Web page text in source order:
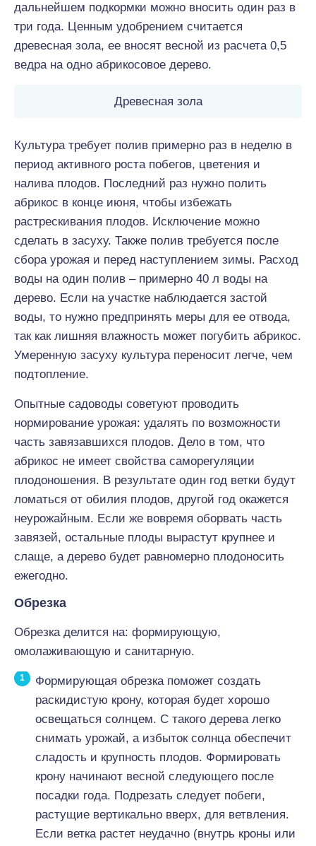
дальнейшем подкормки можно вносить один раз в
три года. Ценным удобрением считается
древесная зола, ее вносят весной из расчета 0,5
ведра на одно абрикосовое дерево.
Древесная зола
Культура требует полив примерно раз в неделю в
период активного роста побегов, цветения и
налива плодов. Последний раз нужно полить
абрикос в конце июня, чтобы избежать
растрескивания плодов. Исключение можно
сделать в засуху. Также полив требуется после
сбора урожая и перед наступлением зимы. Расход
воды на один полив – примерно 40 л воды на
дерево. Если на участке наблюдается застой
воды, то нужно предпринять меры для ее отвода,
так как лишняя влажность может погубить абрикос.
Умеренную засуху культура переносит легче, чем
подтопление.
Опытные садоводы советуют проводить
нормирование урожая: удалять по возможности
часть завязавшихся плодов. Дело в том, что
абрикос не имеет свойства саморегуляции
плодоношения. В результате один год ветки будут
ломаться от обилия плодов, другой год окажется
неурожайным. Если же вовремя оборвать часть
завязей, остальные плоды вырастут крупнее и
слаще, а дерево будет равномерно плодоносить
ежегодно.
Обрезка
Обрезка делится на: формирующую,
омолаживающую и санитарную.
Формирующая обрезка поможет создать
раскидистую крону, которая будет хорошо
освещаться солнцем. С такого дерева легко
снимать урожай, а избыток солнца обеспечит
сладость и крупность плодов. Формировать
крону начинают весной следующего после
посадки года. Подрезать следует побеги,
растущие вертикально вверх, для ветвления.
Если ветка растет неудачно (внутрь кроны или